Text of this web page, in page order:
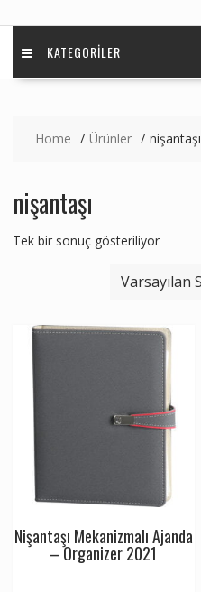
KATEGORILER
Home Ürünler nişantaşı
nişantaşı
Tek bir sonuç gösteriliyor
Nişantaşı Mekanizmalı Ajanda
– Organizer 2021